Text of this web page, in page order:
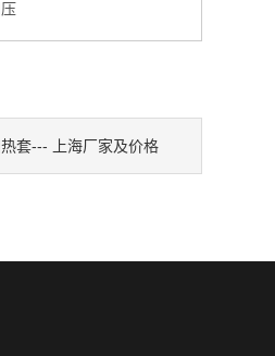
套--- 上海厂家及价格